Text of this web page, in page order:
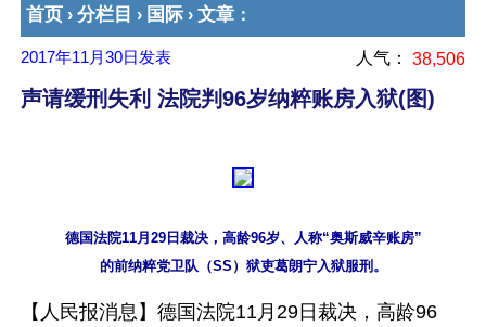
首页 › 分栏目 › 国际 › 文章 ：
2017年11月30日 发表 人气： 38,506
声请缓刑失利 法院判96岁纳粹账房入狱(图)
德国法院11月29日裁决，高龄96岁、人称“奥斯威辛账房”
【人民报消息】德国法院11月29日裁决，高龄96